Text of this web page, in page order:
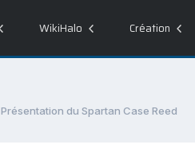
WikiHalo Création
Présentation du Spartan Case Reed